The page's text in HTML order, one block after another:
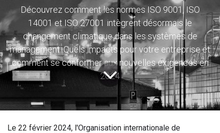
Découvrez comment les normes ISO 9001, ISO
14001 et ISO 27001 intègrent désormais le
changement climatique dans les systèmes de
management. Quels impacts pour votre entreprise et
comment se conformer aux nouvelles exigences en
2024
Le 22 février 2024, l'Organisation internationale de